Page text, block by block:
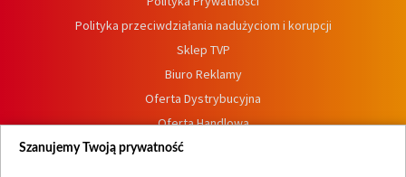
Polityka przeciwdziałania nadużyciom i korupcji
Sklep TVP
Biuro Reklamy
Oferta Dystrybucyjna
Oferta Handlowa
Dostępność
Szanujemy Twoją prywatność